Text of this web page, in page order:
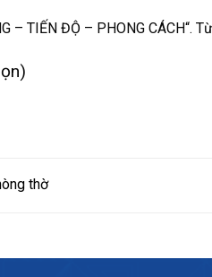
– TIẾN ĐỘ – PHONG
thờ